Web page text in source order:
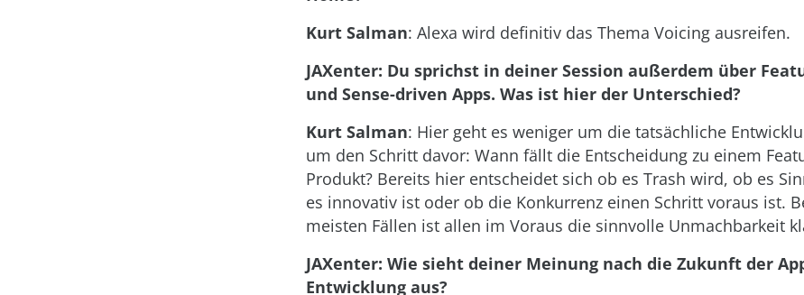
Kurt Salman: Alexa wird definitiv das Thema Voicing ausreifen.
JAXenter: Du sprichst in deiner Session außerdem über
und Sense-driven Apps. Was ist hier der Unterschied?
Kurt Salman: Hier geht es weniger um die tatsächliche
um den Schritt davor: Wann fällt die Entscheidung zu einem
Produkt? Bereits hier entscheidet sich ob es Trash wird, ob es
es innovativ ist oder ob die Konkurrenz einen Schritt voraus ist.
meisten Fällen ist allen im Voraus die sinnvolle Unmachbarkeit
JAXenter: Wie sieht deiner Meinung nach die Zukunft der
Entwicklung aus?